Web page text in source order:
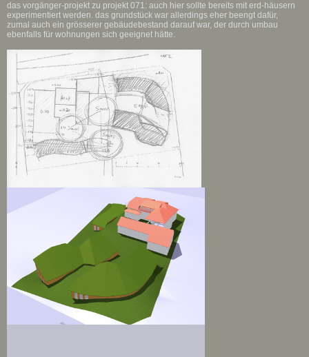
das vorgänger-projekt zu projekt 071: auch hier sollte bereits mit erd-häusern
experimentiert werden. das grundstück war allerdings eher beengt dafür,
zumal auch ein grösserer gebäudebestand darauf war, der durch umbau
ebenfalls für wohnungen sich geeignet hätte.